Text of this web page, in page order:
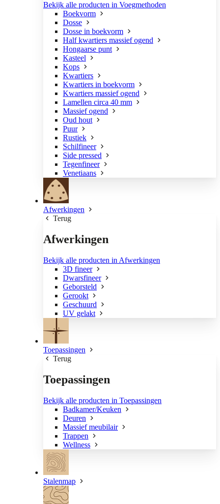
Bekijk alle producten in Voegmethoden
Boekvorm
Dosse
Dosse in boekvorm
Half kwartiers massief ogend
Hongaarse punt
Kasteel
Kops
Kwartiers
Kwartiers in boekvorm
Kwartiers massief ogend
Lamellen circa 40 mm
Massief ogend
Oud hout
Puur
Rustiek
Schilfineer
Side pressed
Tegenfineer
Venetiaans
Afwerkingen
Terug
Afwerkingen
Bekijk alle producten in Afwerkingen
3D fineer
Dwarsfineer
Geborsteld
Gerookt
Geschuurd
UV gelakt
Toepassingen
Terug
Toepassingen
Bekijk alle producten in Toepassingen
Badkamer/Keuken
Deuren
Massief meubilair
Trappen
Wellness
Stalenmap